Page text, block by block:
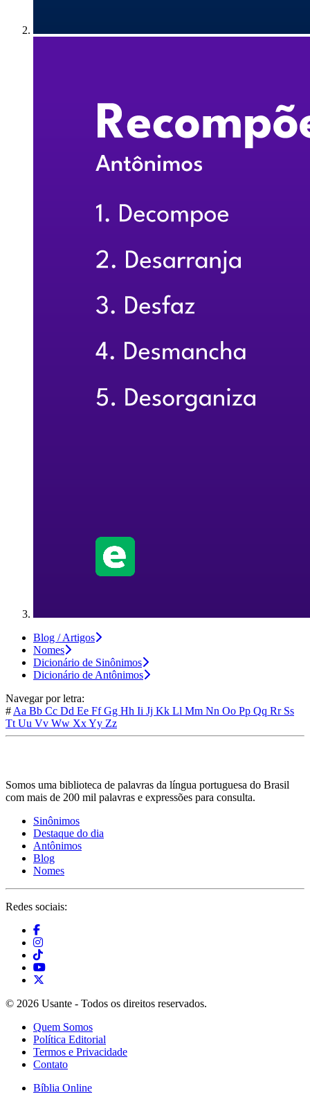
Blog / Artigos
Nomes
Dicionário de Sinônimos
Dicionário de Antônimos
Navegar por letra:
# Aa Bb Cc Dd Ee FfGg Hh Ii Jj Kk Ll Mm Nn Oo Pp Qq Rr Ss
Tt Uu Vv Ww XxYy Zz
Somos uma biblioteca de palavras da língua portuguesa do Brasil
com mais de 200 mil palavras e expressões para consulta.
Sinônimos
Destaque do dia
Antônimos
Blog
Nomes
Redes sociais:
© 2026 Usante - Todos os direitos reservados.
Quem Somos
Política Editorial
Termos e Privacidade
Contato
Bíblia Online